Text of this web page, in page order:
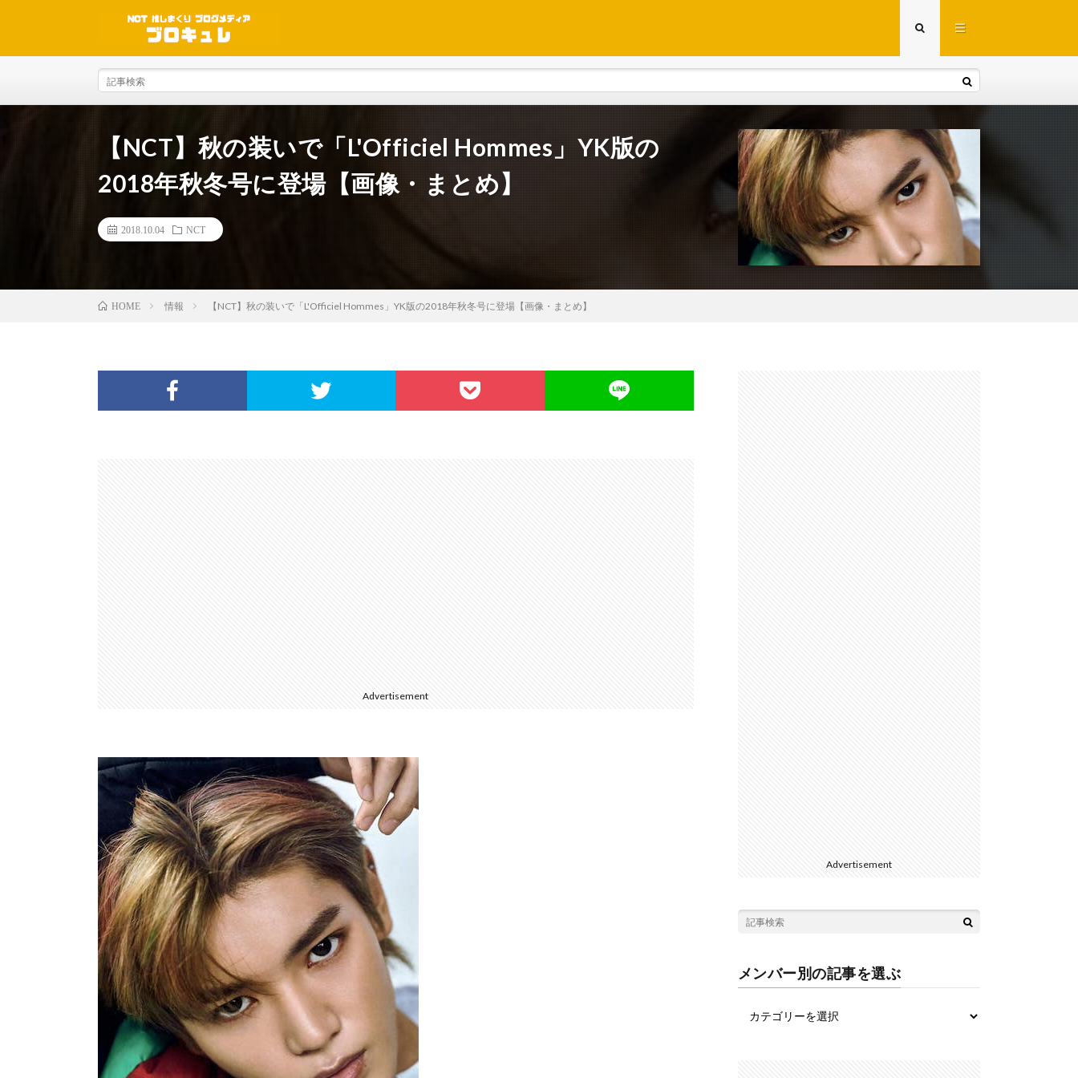
【NCT】秋の装いで「L'Officiel Hommes」YK版の
2018年秋冬号に登場【画像・まとめ】
2018.10.04 NCT
HOME 情報 【NCT】秋の装いで「L'Officiel Hommes」YK版の2018年秋冬号に登場【画像・まとめ】
Advertisement
Advertisement
メンバー別の記事を選ぶ